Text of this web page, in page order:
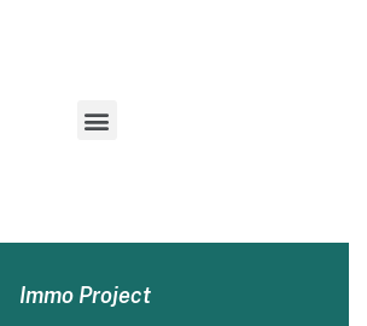
Immo Project